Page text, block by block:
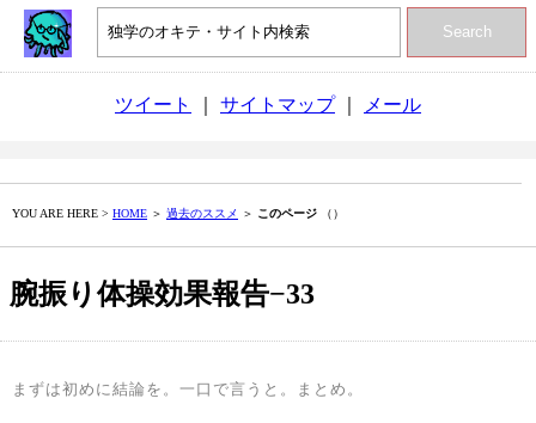
Search
ツイート サイトマップ｜ メール
YOU ARE HERE > HOME ＞ 過去のススメ ＞ このページ （）
腕振り体操効果報告−33
まずは初めに結論を。一口で言うと。まとめ。